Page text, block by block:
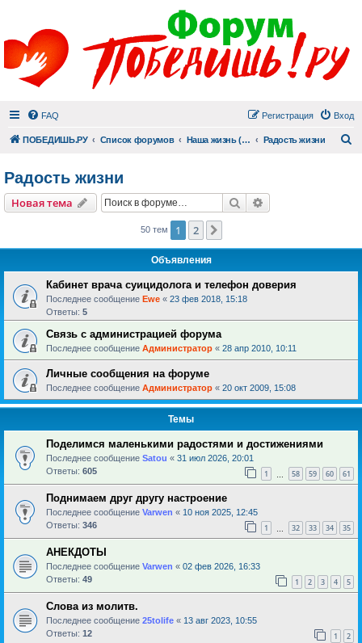
FAQ Вход
Регистрация
ПОБЕДИШЬ.РУ Список форумов Наша жизнь (не всё же о суициде!) Радость жизни
Радость жизни
Новая тема Поиск
50 тем 1 2
Объявления
Кабинет врача суицидолога и телефон доверия
Последнее сообщение Ewe « 23 фев 2018, 15:18
Ответы: 5
Связь с администрацией форума
Последнее сообщение Администратор « 28 апр 2010, 10:11
Личные сообщения на форуме
Последнее сообщение Администратор « 20 окт 2009, 15:08
Темы
Поделимся маленькими радостями и достижениями
Последнее сообщение Satou « 31 июл 2026, 20:01
Ответы: 605 1 58 59 60 61
Поднимаем друг другу настроение
Последнее сообщение Varwen « 10 ноя 2025, 12:45
Ответы: 346 1 32 33 34 35
АНЕКДОТЫ
Последнее сообщение Varwen « 02 фев 2026, 16:33
Ответы: 49 1 2 3 4 5
Слова из молитв.
Последнее сообщение 25tolife « 13 авг 2023, 10:55
Ответы: 12 1 2